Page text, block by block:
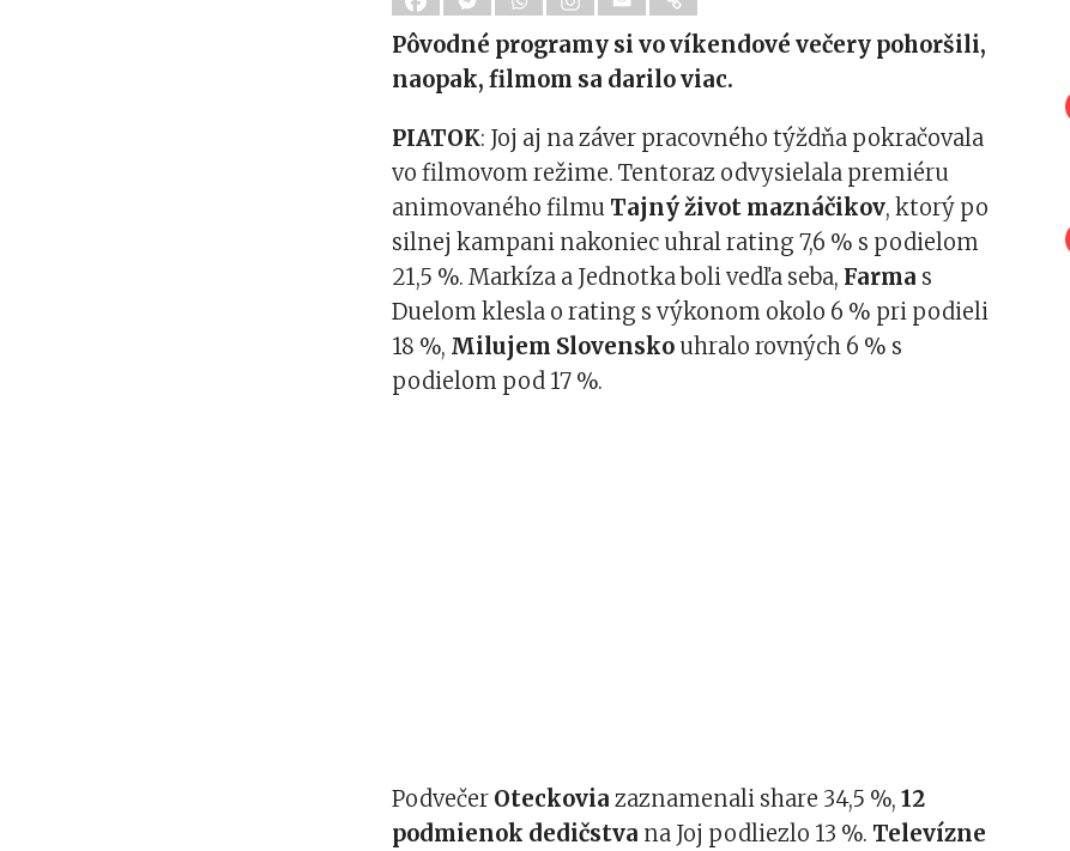
Pôvodné programy si vo víkendové večery pohoršili,
naopak, filmom sa darilo viac.
PIATOK: Joj aj na záver pracovného týždňa pokračovala
vo filmovom režime. Tentoraz odvysielala premiéru
animovaného filmu Tajný život maznáčikov, ktorý po
silnej kampani nakoniec uhral rating 7,6 % s podielom
21,5 %. Markíza a Jednotka boli vedľa seba, Farma s
Duelom klesla o rating s výkonom okolo 6 % pri podieli
18 %, Milujem Slovensko uhralo rovných 6 % s
podielom pod 17 %.
Podvečer Oteckovia zaznamenali share 34,5 %,12
podmienok dedičstva na Joj podliezlo 13 %. Televízne